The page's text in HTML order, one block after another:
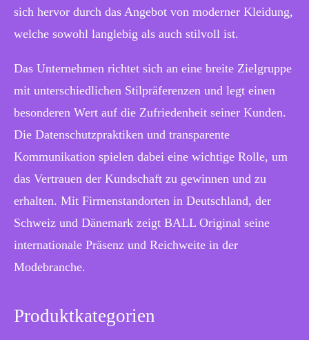
sich hervor durch das Angebot von moderner Kleidung,
welche sowohl langlebig als auch stilvoll ist.
Das Unternehmen richtet sich an eine breite Zielgruppe
mit unterschiedlichen Stilpräferenzen und legt einen
besonderen Wert auf die Zufriedenheit seiner Kunden.
Die Datenschutzpraktiken und transparente
Kommunikation spielen dabei eine wichtige Rolle, um
das Vertrauen der Kundschaft zu gewinnen und zu
erhalten. Mit Firmenstandorten in Deutschland, der
Schweiz und Dänemark zeigt BALL Original seine
internationale Präsenz und Reichweite in der
Modebranche.
Produktkategorien